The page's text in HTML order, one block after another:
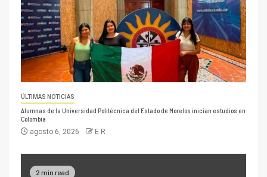
ÚLTIMAS NOTICIAS
Alumnas de la Universidad Politécnica del Estado de Morelos inician estudios en
Colombia
agosto 6, 2026 E R
2 min read